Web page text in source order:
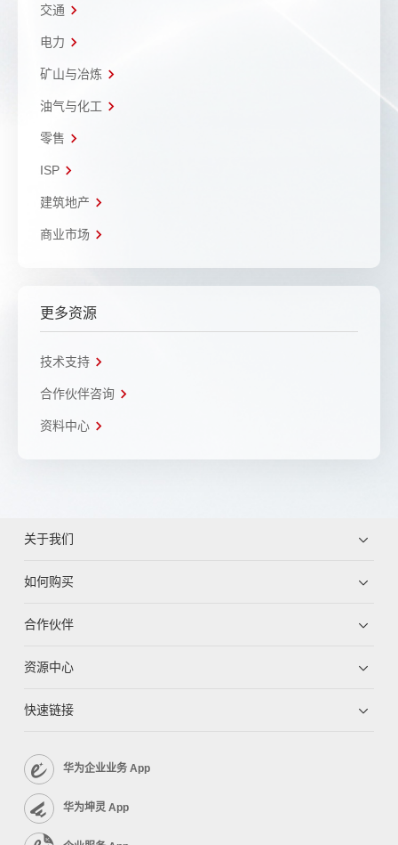
交通
电力
矿山与冶炼
油气与化工
零售
ISP
建筑地产
商业市场
更多资源
技术支持
合作伙伴咨询
资料中心
关于我们
如何购买
合作伙伴
资源中心
快速链接
华为企业业务 App
华为坤灵 App